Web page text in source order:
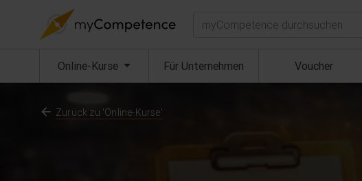
Suchen
Online-Kurse (aktuell) Für Unternehmen Voucher
Zurück zu 'Online-Kurse'